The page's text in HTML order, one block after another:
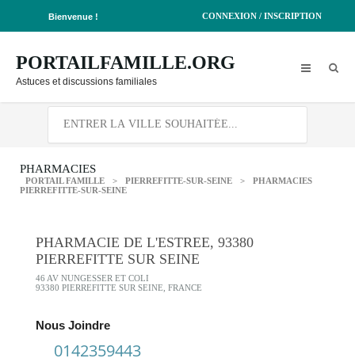
Bienvenue ! CONNEXION / INSCRIPTION
PORTAILFAMILLE.ORG
Astuces et discussions familiales
PHARMACIES
PORTAIL FAMILLE > PIERREFITTE-SUR-SEINE >
PHARMACIES
PIERREFITTE-SUR-SEINE
PHARMACIE DE L'ESTREE, 93380
PIERREFITTE SUR SEINE
46 AV NUNGESSER ET COLI
93380 PIERREFITTE SUR SEINE, FRANCE
Nous Joindre
0142359443